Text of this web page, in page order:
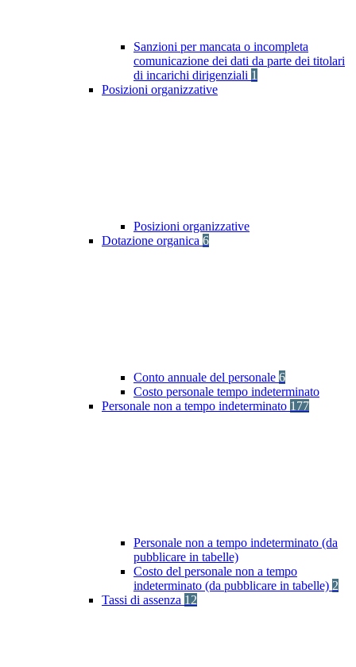
Sanzioni per mancata o incompleta
comunicazione dei dati da parte dei titolari
di incarichi dirigenziali 1
Posizioni organizzative
Posizioni organizzative
Dotazione organica 6
Conto annuale del personale 6
Costo personale tempo indeterminato
Personale non a tempo indeterminato 177
Personale non a tempo indeterminato (da
pubblicare in tabelle)
Costo del personale non a tempo
indeterminato (da pubblicare in tabelle) 2
Tassi di assenza 12